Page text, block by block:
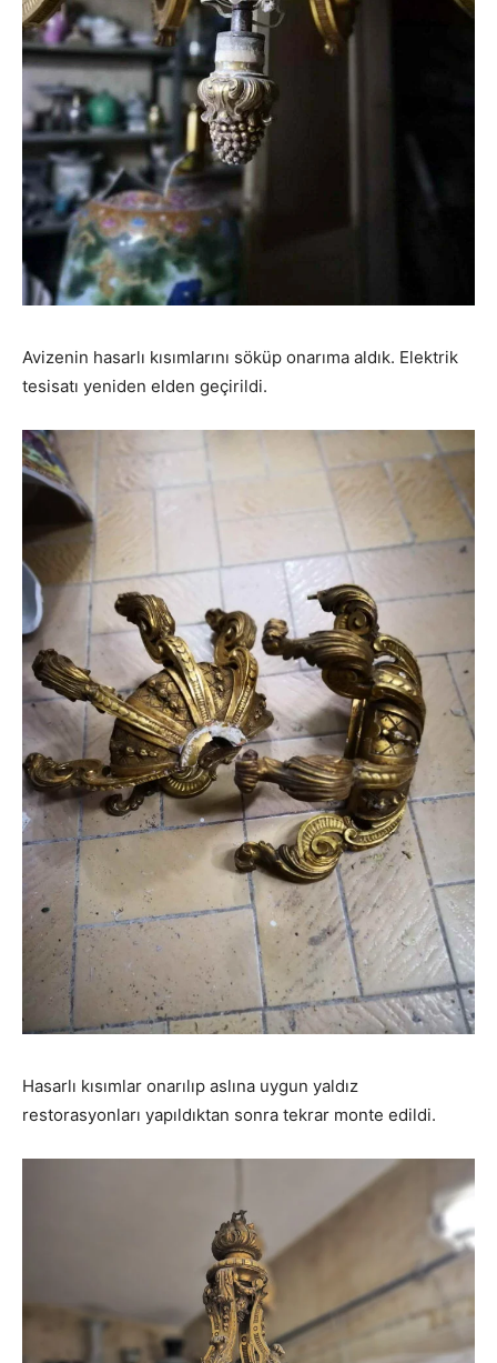
Avizenin hasarlı kısımlarını söküp onarıma aldık. Elektrik
tesisatı yeniden elden geçirildi.
Hasarlı kısımlar onarılıp aslına uygun yaldız
restorasyonları yapıldıktan sonra tekrar monte edildi.